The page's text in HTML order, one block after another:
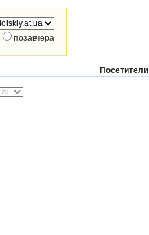
позавчера
Посетители